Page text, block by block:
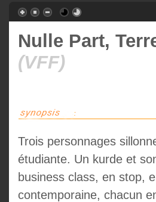
Nulle Part,
(VFF)
Trois personnages
étudiante. Un kurde et
business class, en stop,
contemporaine, chacun